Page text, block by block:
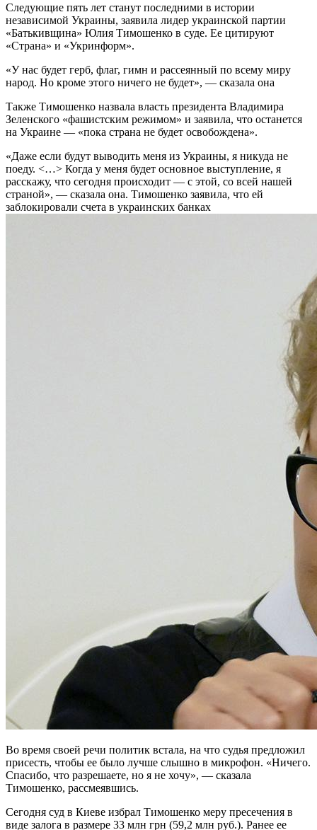
Следующие пять лет станут последними в истории
независимой Украины, заявила лидер украинской партии
«Батькивщина» Юлия Тимошенко в суде. Ее цитируют
«Страна» и «Укринформ».
«У нас будет герб, флаг, гимн и рассеянный по всему миру
народ. Но кроме этого ничего не будет», — сказала она
Также Тимошенко назвала власть президента Владимира
Зеленского «фашистским режимом» и заявила, что останется
на Украине — «пока страна не будет освобождена».
«Даже если будут выводить меня из Украины, я никуда не
поеду. <…> Когда у меня будет основное выступление, я
расскажу, что сегодня происходит — с этой, со всей нашей
страной», — сказала она. Тимошенко заявила, что ей
заблокировали счета в украинских банках
Во время своей речи политик встала, на что судья предложил
присесть, чтобы ее было лучше слышно в микрофон. «Ничего.
Спасибо, что разрешаете, но я не хочу», — сказала
Тимошенко, рассмеявшись.
Сегодня суд в Киеве избрал Тимошенко меру пресечения в
виде залога в размере 33 млн грн (59,2 млн руб.). Ранее ее